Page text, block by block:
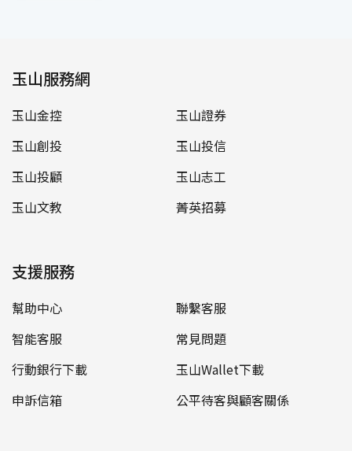
玉山服務網
玉山金控
玉山證券
玉山創投
玉山投信
玉山投顧
玉山志工
玉山文教
菁英招募
支援服務
幫助中心
聯繫客服
智能客服
常見問題
行動銀行下載
玉山Wallet下載
申訴信箱
公平待客與顧客關係